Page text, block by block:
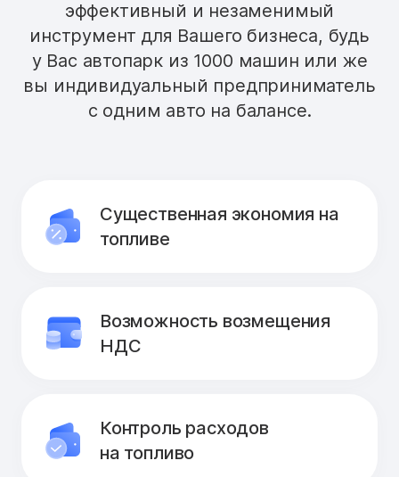
эффективный и незаменимый
инструмент для Вашего бизнеса, будь
у Вас автопарк из 1000 машин или же
вы индивидуальный предприниматель
с одним авто на балансе.
Существенная экономия на
топливе
Возможность возмещения
НДС
Контроль расходов
на топливо